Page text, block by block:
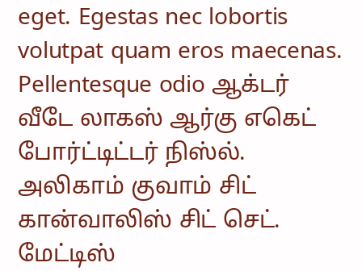
eget. Egestas nec lobortis
volutpat quam eros maecenas.
Pellentesque odio ஆக்டர்
வீடே லாகஸ் ஆர்கு எகெட்
போர்ட்டிட்டர் நிஸ்ல்.
அலிகாம் குவாம் சிட்
கான்வாலிஸ் சிட் செட்.
மேட்டிஸ்